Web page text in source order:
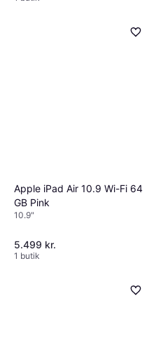
Apple iPad Air 10.9 Wi-Fi 64
GB Pink
10.9"
5.499 kr.
1 butik